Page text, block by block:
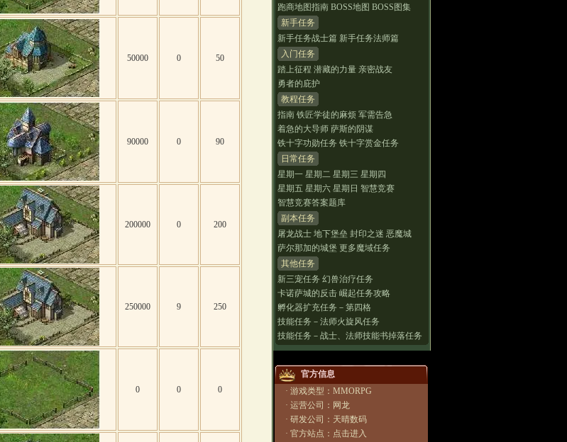
50000 0 50
90000 0 90
200000 0 200
250000 9 250
0 0 0
跑商地图指南 BOSS地图 BOSS图集
新手任务
新手任务战士篇 新手任务法师篇
入门任务
踏上征程 潜藏的力量 亲密战友
勇者的庇护
教程任务
指南 铁匠学徒的麻烦 军需告急
着急的大导师 萨斯的阴谋
铁十字功勋任务 铁十字赏金任务
日常任务
星期一 星期二 星期三 星期四
星期五 星期六 星期日 智慧竞赛
智慧竞赛答案题库
副本任务
屠龙战士 地下堡垒 封印之迷 恶魔城
萨尔那加的城堡 更多魔域任务
其他任务
新三宠任务 幻兽治疗任务
卡诺萨城的反击 崛起任务攻略
孵化器扩充任务－第四格
技能任务－法师火旋风任务
技能任务－战士、法师技能书掉落任务
官方信息
· 游戏类型：MMORPG
· 运营公司：网龙
· 研发公司：天晴数码
· 官方站点： 点击进入